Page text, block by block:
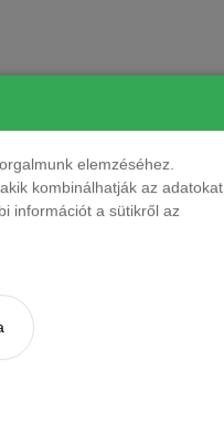
elemzéséhez.
kombinálhatják az adatokat
információt a sütikről az